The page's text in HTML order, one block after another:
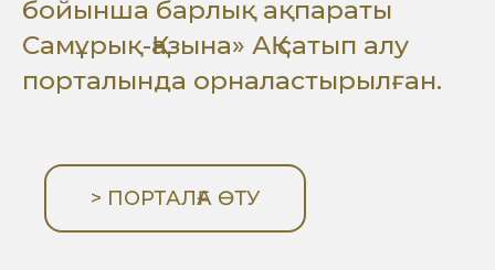
бойынша барлық ақпараты
Самұрық-Қазына» АҚ сатып алу
порталында орналастырылған.
> ПОРТАЛҒА ӨТУ